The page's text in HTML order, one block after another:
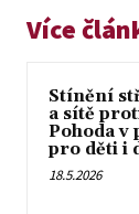
Více
Stínění
a sítě
Pohoda v
pro děti i
18.5.2026